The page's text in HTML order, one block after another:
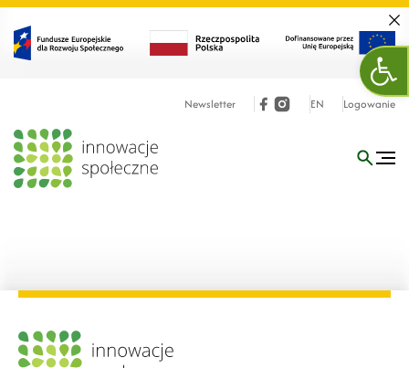
Newsletter EN Logowanie